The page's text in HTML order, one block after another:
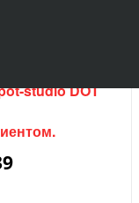
для
studio DOT